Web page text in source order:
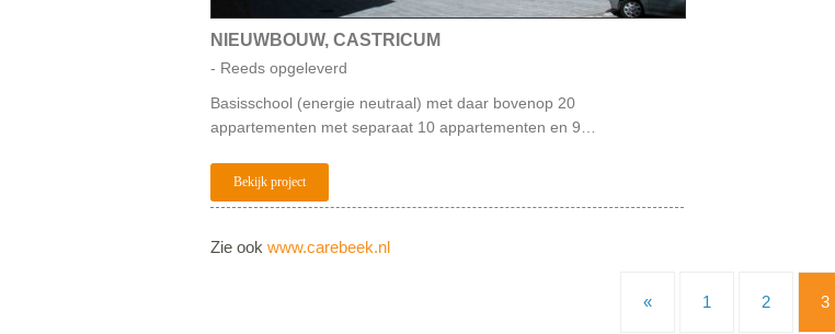
NIEUWBOUW, CASTRICUM
- Reeds opgeleverd
Basisschool (energie neutraal) met daar bovenop 20
appartementen met separaat 10 appartementen en 9…
Bekijk project
Zie ook www.carebeek.nl
« 1 2 3